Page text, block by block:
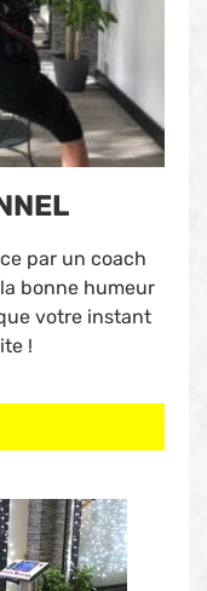
par un coach
bonne humeur
votre instant
!